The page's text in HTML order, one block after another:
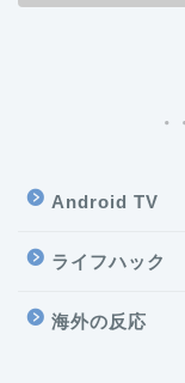
Android TV
ライフハック
海外の反応